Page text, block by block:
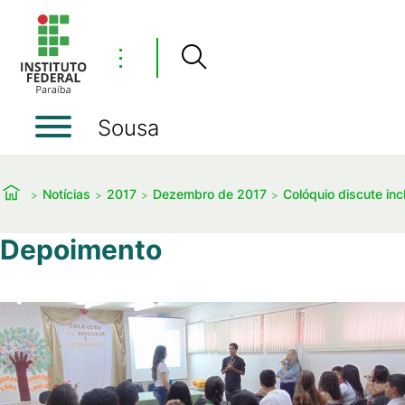
⋮
Sousa
Notícias 2017 Dezembro de 2017 Colóquio discute
Depoimento